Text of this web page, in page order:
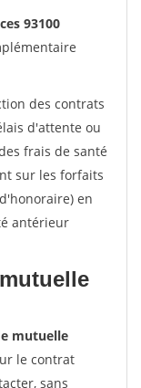
93100
des contrats
d'attente ou
frais de santé
sur les forfaits
en
antérieur
mutuelle
le contrat
sans